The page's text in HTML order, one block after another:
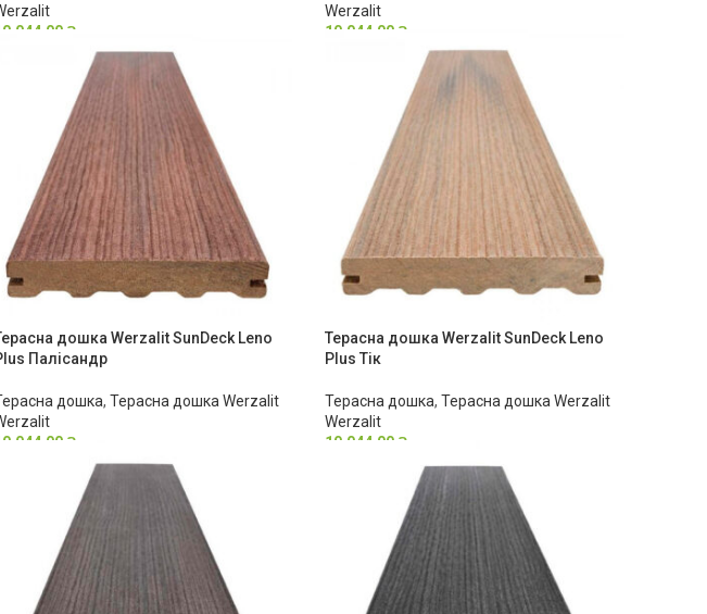
₴
Werzalit
10,044.00 ₴
дошка Werzalit SunDeck Leno
Палісандр
дошка, Терасна дошка Werzalit
₴
Терасна дошка Werzalit SunDeck Leno
Plus Тік
Терасна дошка,Терасна дошка Werzalit
Werzalit
10,044.00 ₴